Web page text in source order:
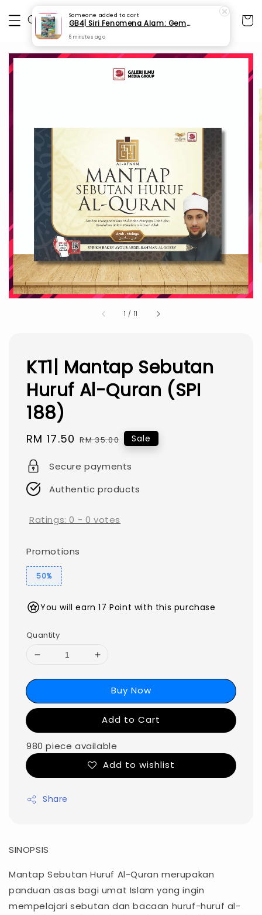
1 / 11
KT1| Mantap Sebutan
Huruf Al-Quran (SPI
188)
Sale
RM 17.50 Regular
RM 35.00 Sale
Secure payments
Authentic products
Ratings:0 - 0 votes
Promotions
50%
You will earn 17 Point with this purchase
Quantity
Buy Now
Add to Cart
980 piece available
Add to wishlist
Share
SINOPSIS
Mantap Sebutan Huruf Al-Quran merupakan
panduan asas bagi umat Islam yang ingin
mempelajari sebutan dan bacaan huruf-huruf al-
Someone added to cart
GB4| Siri Fenomena Alam: Gempa Bumi & Tsunami Yang Memusnahkan Kehidupan (SFM 2A)
6 minutes ago